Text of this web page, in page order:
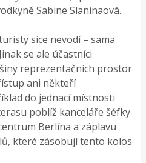
Sabine Slaninaová.
sice nevodí – sama
se ale účastníci
reprezentačních prostor
ani někteří
do jednací místnosti
poblíž kanceláře šéfky
Berlína a záplavu
které zásobují tento kolos